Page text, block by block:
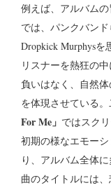
例えば、アルバム
では、パンクバン
Dropkick Murphys
リスナーを熱狂の
負いはなく、自然
を体現させている
For Me」 ではスク
初期の様なエモー
り、アルバム全体
曲のタイトルには